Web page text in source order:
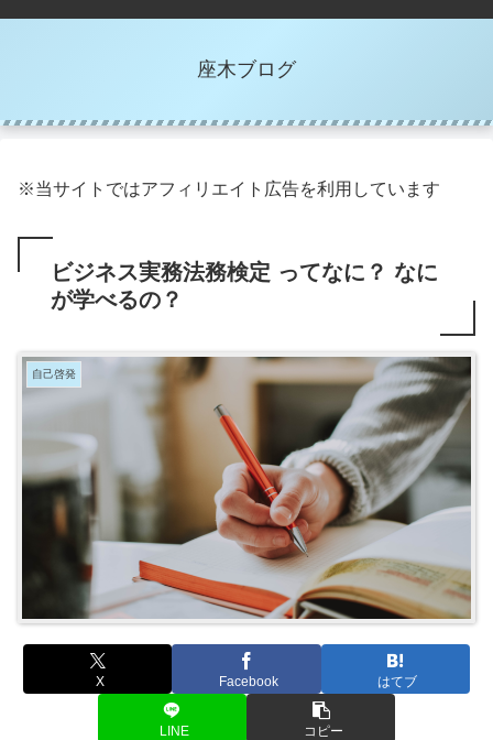
座木ブログ
※当サイトではアフィリエイト広告を利用しています
ビジネス実務法務検定 ってなに？ なに
が学べるの？
自己啓発
X Facebook はてブ
LINE コピー